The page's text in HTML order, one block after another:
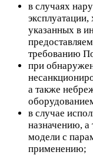
в случаях
указанных в
требованию
при
а также
в случае
назначению, а
модели с
применению;